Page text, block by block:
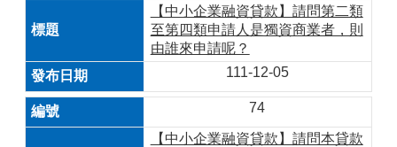
【中小企業融資貸款】請問第二類
至第四類申請人是獨資商業者，則
由誰來申請呢？
111-12-05
74
【中小企業融資貸款】請問本貸款